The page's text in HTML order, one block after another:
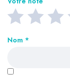
Nom *